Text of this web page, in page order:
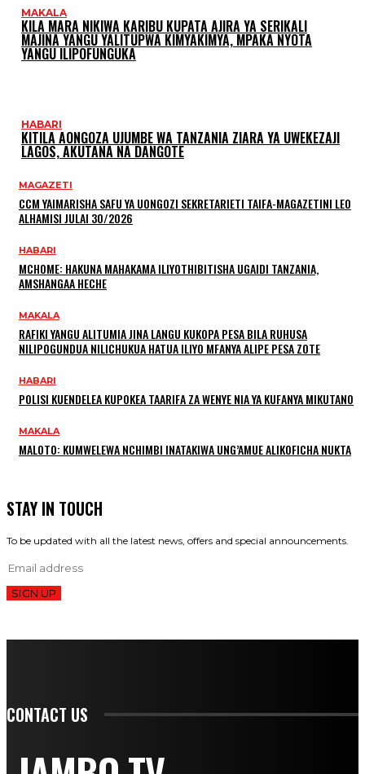
MAKALA
KILA MARA NIKIWA KARIBU KUPATA AJIRA YA SERIKALI
MAJINA YANGU YALITUPWA KIMYAKIMYA, MPAKA NYOTA
YANGU ILIPOFUNGUKA
HABARI
KITILA AONGOZA UJUMBE WA TANZANIA ZIARA YA UWEKEZAJI
LAGOS, AKUTANA NA DANGOTE
MAGAZETI
CCM YAIMARISHA SAFU YA UONGOZI SEKRETARIETI TAIFA-MAGAZETINI LEO
ALHAMISI JULAI 30/2026
HABARI
MCHOME: HAKUNA MAHAKAMA ILIYOTHIBITISHA UGAIDI TANZANIA,
AMSHANGAA HECHE
MAKALA
RAFIKI YANGU ALITUMIA JINA LANGU KUKOPA PESA BILA RUHUSA
NILIPOGUNDUA NILICHUKUA HATUA ILIYO MFANYA ALIPE PESA ZOTE
HABARI
POLISI KUENDELEA KUPOKEA TAARIFA ZA WENYE NIA YA KUFANYA MIKUTANO
MAKALA
MALOTO: KUMWELEWA NCHIMBI INATAKIWA UNG’AMUE ALIKOFICHA NUKTA
STAY IN TOUCH
To be updated with all the latest news, offers and special announcements.
SIGN UP
CONTACT US